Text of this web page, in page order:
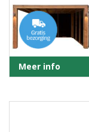
Meer info